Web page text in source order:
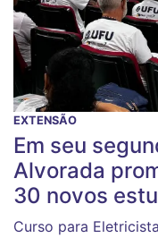
EXTENSÃO
Em seu
Alvorada
30 novos
Curso para